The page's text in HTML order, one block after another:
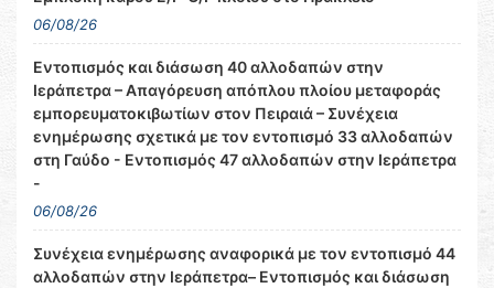
06/08/26
Εντοπισμός και διάσωση 40 αλλοδαπών στην
Ιεράπετρα – Απαγόρευση απόπλου πλοίου μεταφοράς
εμπορευματοκιβωτίων στον Πειραιά – Συνέχεια
ενημέρωσης σχετικά με τον εντοπισμό 33 αλλοδαπών
στη Γαύδο - Εντοπισμός 47 αλλοδαπών στην Ιεράπετρα
-
06/08/26
Συνέχεια ενημέρωσης αναφορικά με τον εντοπισμό 44
αλλοδαπών στην Ιεράπετρα– Εντοπισμός και διάσωση